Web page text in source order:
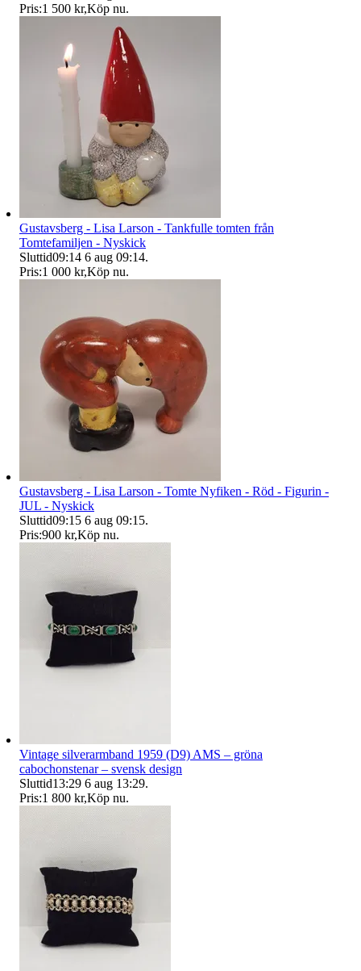
Pris:1 500 kr,Köp nu.
Gustavsberg - Lisa Larson - Tankfulle tomten från
Tomtefamiljen - Nyskick
Sluttid09:14 6 aug 09:14.
Pris:1 000 kr,Köp nu.
Gustavsberg - Lisa Larson - Tomte Nyfiken - Röd - Figurin -
JUL - Nyskick
Sluttid09:15 6 aug 09:15.
Pris:900 kr,Köp nu.
Vintage silverarmband 1959 (D9) AMS – gröna
cabochonstenar – svensk design
Sluttid13:29 6 aug 13:29.
Pris:1 800 kr,Köp nu.